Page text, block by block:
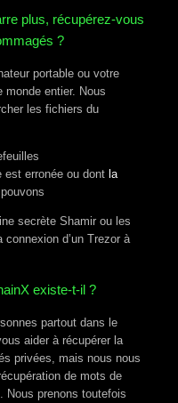
plus, récupérez-vous
?
portable ou votre
monde entier. Nous
les fichiers du
erronée ou dont la
secrète Shamir ou les
d’un Trezor à
existe-t-il ?
partout dans le
aider à récupérer la
privées, mais nous nous
de mots de
Nous prenons toutefois